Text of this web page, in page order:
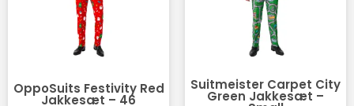
OppoSuits Festivity Red
Jakkesæt – 46
Suitmeister Carpet City
Green Jakkesæt –